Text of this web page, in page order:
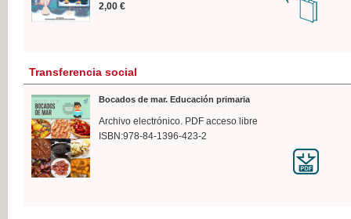
2,00 €
Transferencia social
Bocados de mar. Educación primaria
Archivo electrónico. PDF acceso libre
ISBN:978-84-1396-423-2